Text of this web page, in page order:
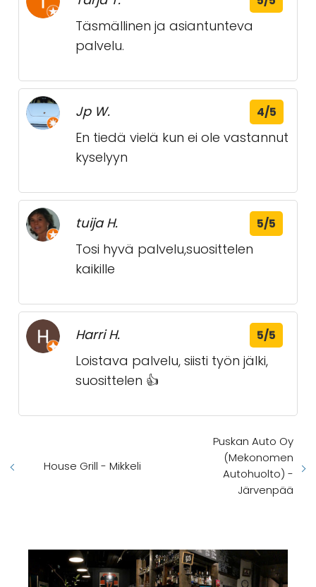
Täsmällinen ja asiantunteva
palvelu.
Jp W. 4/5
En tiedä vielä kun ei ole vastannut
kyselyyn
tuija H. 5/5
Tosi hyvä palvelu,suosittelen
kaikille
Harri H. 5/5
Loistava palvelu, siisti työn jälki,
suosittelen 👍
House Grill - Mikkeli
Puskan Auto Oy
(Mekonomen
Autohuolto) -
Järvenpää